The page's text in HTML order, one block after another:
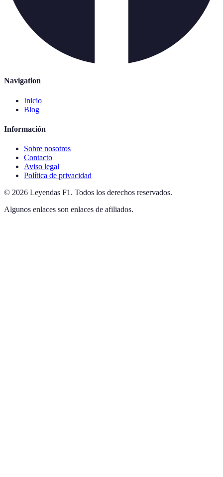
Navigation
Inicio
Blog
Información
Sobre nosotros
Contacto
Aviso legal
Política de privacidad
© 2026 Leyendas F1 . Todos los derechos reservados.
Algunos enlaces son enlaces de afiliados.